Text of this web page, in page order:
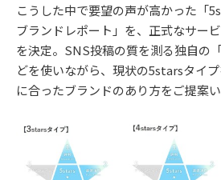
こうした中で要望の声が高かった「
ブランドレポート」を、正式なサー
を決定。SNS投稿の質を測る独自の
どを使いながら、現状の5starsタイ
に合ったブランドのあり方をご提案い